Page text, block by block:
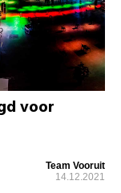
voor
Team Vooruit
14.12.2021